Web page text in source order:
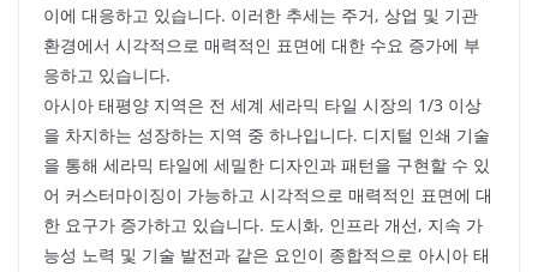
이에 대응하고 있습니다. 이러한 추세는 주거, 상업 및 기관
환경에서 시각적으로 매력적인 표면에 대한 수요 증가에 부
응하고 있습니다.
아시아 태평양 지역은 전 세계 세라믹 타일 시장의 1/3 이상
을 차지하는 성장하는 지역 중 하나입니다. 디지털 인쇄 기술
을 통해 세라믹 타일에 세밀한 디자인과 패턴을 구현할 수 있
어 커스터마이징이 가능하고 시각적으로 매력적인 표면에 대
한 요구가 증가하고 있습니다. 도시화, 인프라 개선, 지속 가
능성 노력 및 기술 발전과 같은 요인이 종합적으로 아시아 태